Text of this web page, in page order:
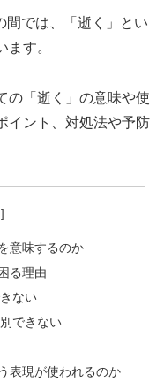
間では、「逝く」とい
す。
の「逝く」の意味や使
イント、対処法や予防
意味するのか
る理由
ない
できない
表現が使われるのか